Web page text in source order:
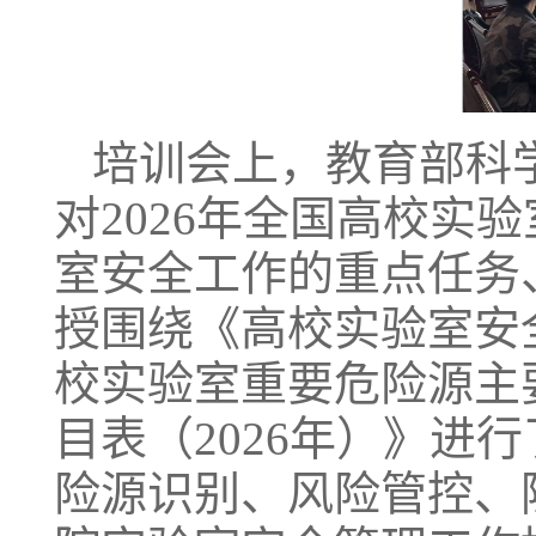
培训会上，教育部科
对2026年全国高校实
室安全工作的重点任
授围绕《高校实验室
校实验室重要危险源
目表（2026年）》进
险源识别、风险管控